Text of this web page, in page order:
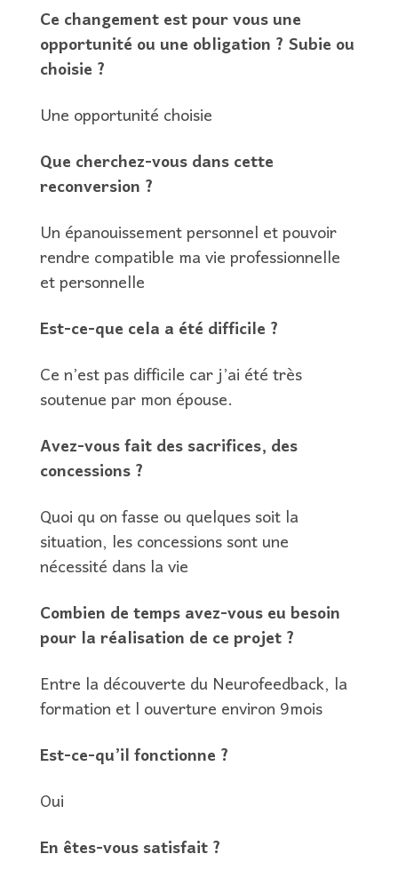
Ce changement est pour vous une
opportunité ou une obligation ? Subie ou
choisie ?
Une opportunité choisie
Que cherchez-vous dans cette
reconversion ?
Un épanouissement personnel et pouvoir
rendre compatible ma vie professionnelle
et personnelle
Est-ce-que cela a été difficile ?
Ce n’est pas difficile car j’ai été très
soutenue par mon épouse.
Avez-vous fait des sacrifices, des
concessions ?
Quoi qu on fasse ou quelques soit la
situation, les concessions sont une
nécessité dans la vie
Combien de temps avez-vous eu besoin
pour la réalisation de ce projet ?
Entre la découverte du Neurofeedback, la
formation et l ouverture environ 9mois
Est-ce-qu’il fonctionne ?
Oui
En êtes-vous satisfait ?